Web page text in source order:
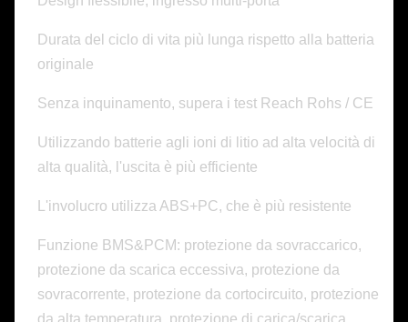
Durata del ciclo di vita più lunga rispetto alla batteria
originale
Senza inquinamento, supera i test Reach Rohs / CE
Utilizzando batterie agli ioni di litio ad alta velocità di
alta qualità, l'uscita è più efficiente
L'involucro utilizza ABS+PC, che è più resistente
Funzione BMS&PCM: protezione da sovraccarico,
protezione da scarica eccessiva, protezione da
sovracorrente, protezione da cortocircuito, protezione
da alta temperatura, protezione di carica/scarica